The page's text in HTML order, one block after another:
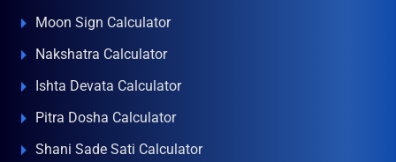
Moon Sign Calculator
Nakshatra Calculator
Ishta Devata Calculator
Pitra Dosha Calculator
Shani Sade Sati Calculator